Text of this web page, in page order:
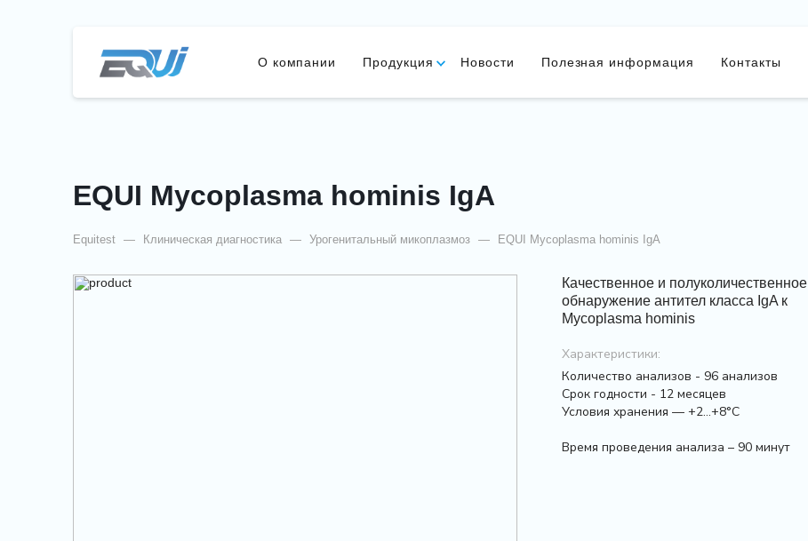
О компании Продукция Новости Полезная информация Контакты
EQUI Mycoplasma hominis IgА
Equitest — Клиническая диагностика — Урогенитальный микоплазмоз — EQUI Mycoplasma hominis IgА
Качественное и полуколичественное
обнаружение антител класса IgA к
Mycoplasma hominis
Характеристики:
Количество анализов - 96 анализов
Срок годности - 12 месяцев
Условия хранения — +2…+8°С
Время проведения анализа – 90 минут